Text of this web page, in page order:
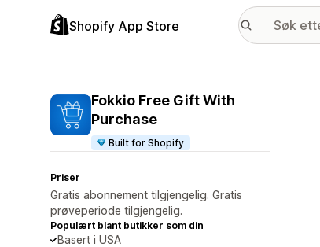
Shopify App Store
Fokkio Free Gift With
Purchase
Built for Shopify
Priser
Gratis abonnement tilgjengelig. Gratis
prøveperiode tilgjengelig.
Populært blant butikker som din
Basert i USA